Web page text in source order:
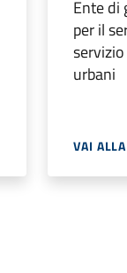
Ente di
per il
urbani
VAI